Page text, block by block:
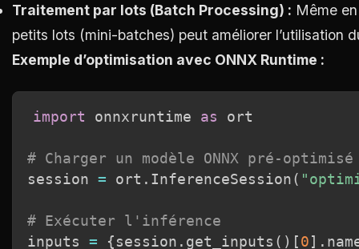
Traitement par lots (Batch Processing) : Même
petits lots (mini-batches) peut améliorer l’utilisation
Exemple d’optimisation avec ONNX Runtime :
import onnxruntime as ort
# Charger un modèle ONNX pré-optimisé
session = ort . InferenceSession (
# Exécuter l'inférence
inputs = { session . get_inputs ( ) [ 0 ] .